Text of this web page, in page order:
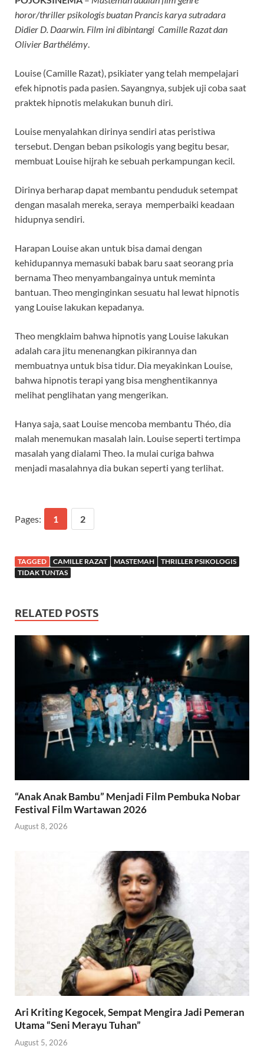
horor/thriller psikologis buatan Prancis karya sutradara
Didier D. Daarwin. Film ini dibintangi Camille Razat dan
Olivier Barthélémy.
Louise (Camille Razat), psikiater yang telah mempelajari
efek hipnotis pada pasien. Sayangnya, subjek uji coba saat
praktek hipnotis melakukan bunuh diri.
Louise menyalahkan dirinya sendiri atas peristiwa
tersebut. Dengan beban psikologis yang begitu besar,
membuat Louise hijrah ke sebuah perkampungan kecil.
Dirinya berharap dapat membantu penduduk setempat
dengan masalah mereka, seraya memperbaiki keadaan
hidupnya sendiri.
Harapan Louise akan untuk bisa damai dengan
kehidupannya memasuki babak baru saat seorang pria
bernama Theo menyambangainya untuk meminta
bantuan. Theo menginginkan sesuatu hal lewat hipnotis
yang Louise lakukan kepadanya.
Theo mengklaim bahwa hipnotis yang Louise lakukan
adalah cara jitu menenangkan pikirannya dan
membuatnya untuk bisa tidur. Dia meyakinkan Louise,
bahwa hipnotis terapi yang bisa menghentikannya
melihat penglihatan yang mengerikan.
Hanya saja, saat Louise mencoba membantu Théo, dia
malah menemukan masalah lain. Louise seperti tertimpa
masalah yang dialami Theo. Ia mulai curiga bahwa
menjadi masalahnya dia bukan seperti yang terlihat.
Pages: 1 2
TAGGED CAMILLE RAZAT MASTEMAH
THRILLER PSIKOLOGIS
TIDAK TUNTAS
RELATED POSTS
“Anak Anak Bambu” Menjadi Film Pembuka Nobar
Festival Film Wartawan 2026
August 8, 2026
Ari Kriting Kegocek, Sempat Mengira Jadi Pemeran
Utama “Seni Merayu Tuhan”
August 5, 2026